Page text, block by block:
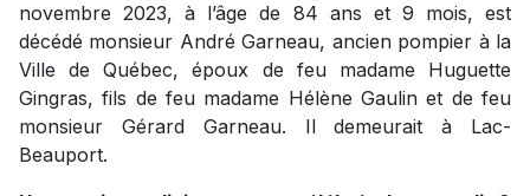
novembre 2023, à l’âge de 84 ans et 9 mois, est
décédé monsieur André Garneau, ancien pompier à la
Ville de Québec, époux de feu madame Huguette
Gingras, fils de feu madame Hélène Gaulin et de feu
monsieur Gérard Garneau. Il demeurait à Lac-
Beauport.